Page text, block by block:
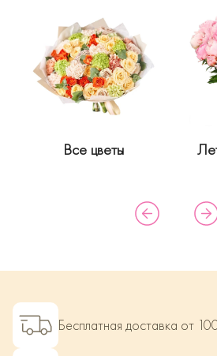
Все цветы
Бесплатная доставка от